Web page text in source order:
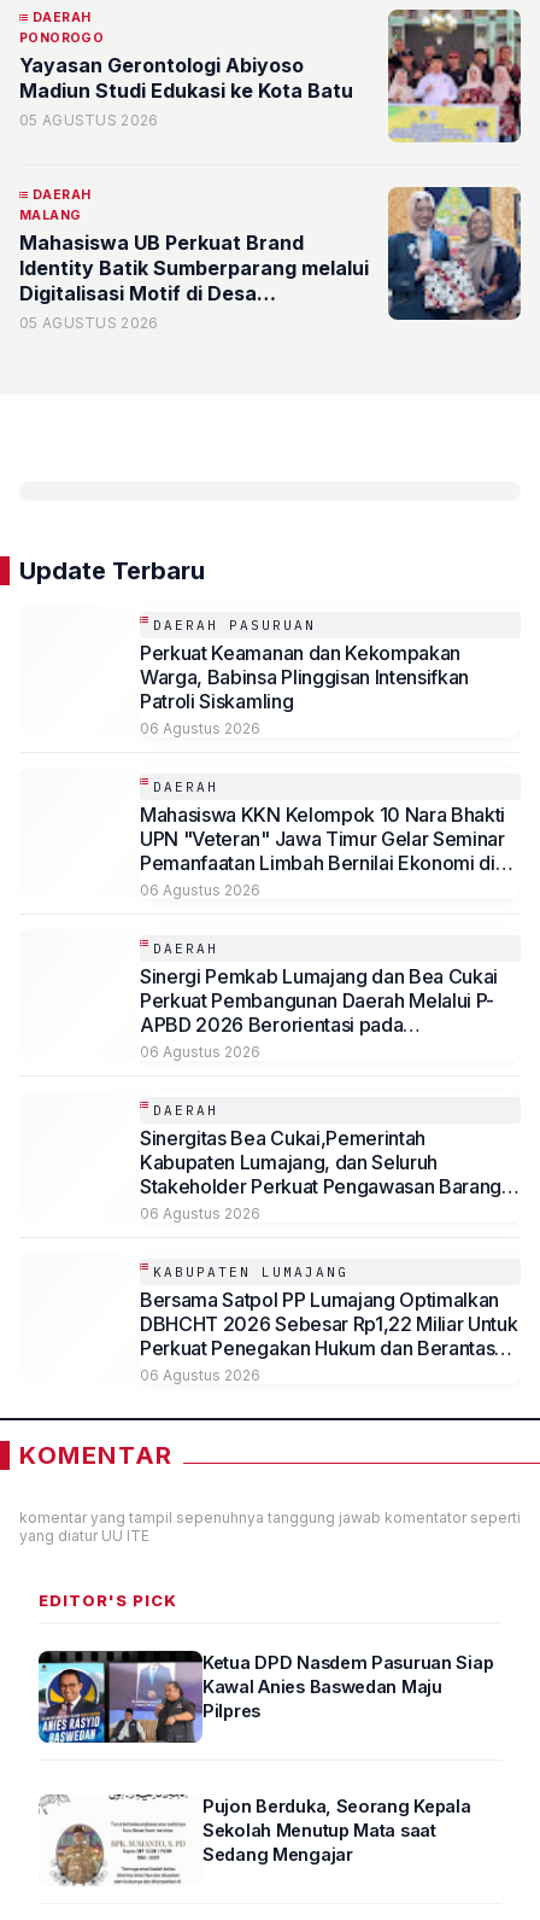
DAERAH
PONOROGO
Yayasan Gerontologi Abiyoso
Madiun Studi Edukasi ke Kota Batu
05 AGUSTUS 2026
DAERAH
MALANG
Mahasiswa UB Perkuat Brand
Identity Batik Sumberparang melalui
Digitalisasi Motif di Desa
Sumberporong
05 AGUSTUS 2026
Update Terbaru
DAERAH PASURUAN
Perkuat Keamanan dan Kekompakan
Warga, Babinsa Plinggisan Intensifkan
Patroli Siskamling
06 Agustus 2026
DAERAH
Mahasiswa KKN Kelompok 10 Nara Bhakti
UPN "Veteran" Jawa Timur Gelar Seminar
Pemanfaatan Limbah Bernilai Ekonomi di
Desa Mojoduwur
06 Agustus 2026
DAERAH
Sinergi Pemkab Lumajang dan Bea Cukai
Perkuat Pembangunan Daerah Melalui P-
APBD 2026 Berorientasi pada
Kesejahteraan Masyarakat
06 Agustus 2026
DAERAH
Sinergitas Bea Cukai,Pemerintah
Kabupaten Lumajang, dan Seluruh
Stakeholder Perkuat Pengawasan Barang
Kena Cukai Ilegal Melalui Pemanfaatan
06 Agustus 2026
KABUPATEN LUMAJANG
Bersama Satpol PP Lumajang Optimalkan
DBHCHT 2026 Sebesar Rp1,22 Miliar Untuk
Perkuat Penegakan Hukum dan Berantas
Rokok Ilegal
06 Agustus 2026
KOMENTAR
komentar yang tampil sepenuhnya tanggung jawab komentator seperti
yang diatur UU ITE
EDITOR'S PICK
Ketua DPD Nasdem Pasuruan Siap
Kawal Anies Baswedan Maju
Pilpres
Pujon Berduka, Seorang Kepala
Sekolah Menutup Mata saat
Sedang Mengajar